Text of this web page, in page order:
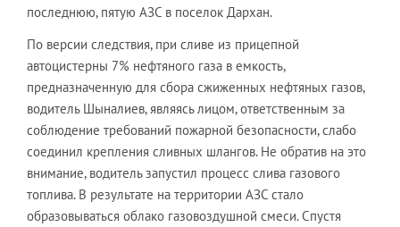
последнюю, пятую АЗС в поселок Дархан.
По версии следствия, при сливе из прицепной
автоцистерны 7% нефтяного газа в емкость,
предназначенную для сбора сжиженных нефтяных газов,
водитель Шыналиев, являясь лицом, ответственным за
соблюдение требований пожарной безопасности, слабо
соединил крепления сливных шлангов. Не обратив на это
внимание, водитель запустил процесс слива газового
топлива. В результате на территории АЗС стало
образовываться облако газовоздушной смеси. Спустя